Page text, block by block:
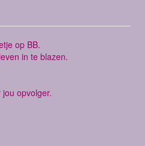
op BB.
in te blazen.
opvolger.